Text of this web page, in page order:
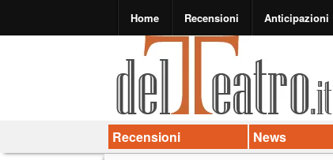
Home Recensioni Anticipazioni
Recensioni News